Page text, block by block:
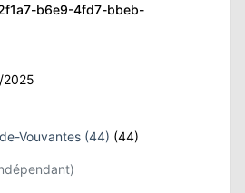
b6e9-4fd7-bbeb-
2025
Vouvantes (44) (44)